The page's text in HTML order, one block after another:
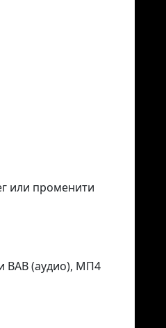
или променити
ВАВ (аудио), МП4